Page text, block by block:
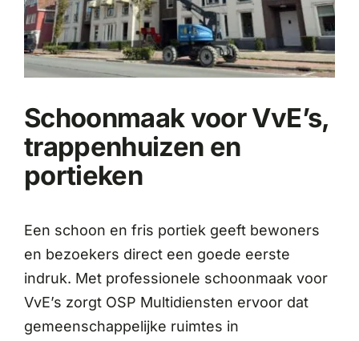
Schoonmaak voor VvE’s,
trappenhuizen en
portieken
Een schoon en fris portiek geeft bewoners
en bezoekers direct een goede eerste
indruk. Met professionele schoonmaak voor
VvE’s zorgt OSP Multidiensten ervoor dat
gemeenschappelijke ruimtes in